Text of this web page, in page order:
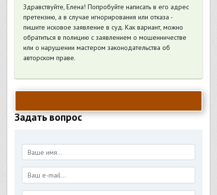
Здравствуйте, Елена! Попробуйте написать в его адрес
претензию, а в случае игнорирования или отказа -
пишите исковое заявление в суд. Как вариант, можно
обратиться в полицию с заявлением о мошенничестве
или о нарушении мастером законодательства об
авторском праве.
Задать вопрос